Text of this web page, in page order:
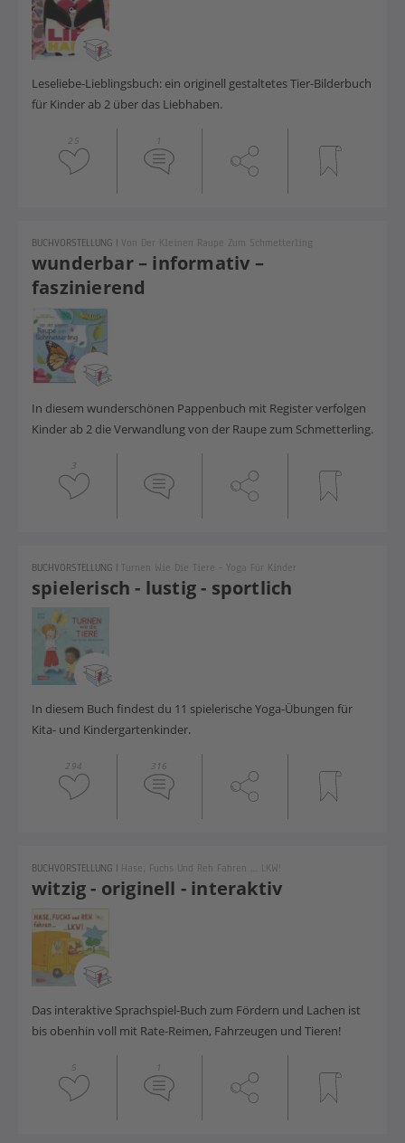
Leseliebe-Lieblingsbuch: ein originell gestaltetes Tier-Bilderbuch
für Kinder ab 2 über das Liebhaben.
25 1
wunderbar – informativ –
faszinierend
BUCHVORSTELLUNG | Von Der Kleinen Raupe Zum Schmetterling
In diesem wunderschönen Pappenbuch mit Register verfolgen
Kinder ab 2 die Verwandlung von der Raupe zum Schmetterling.
3
spielerisch - lustig - sportlich
BUCHVORSTELLUNG | Turnen Wie Die Tiere - Yoga Für Kinder
In diesem Buch findest du 11 spielerische Yoga-Übungen für
Kita- und Kindergartenkinder.
294 316
witzig - originell - interaktiv
BUCHVORSTELLUNG | Hase, Fuchs Und Reh Fahren … LKW!
Das interaktive Sprachspiel-Buch zum Fördern und Lachen ist
bis obenhin voll mit Rate-Reimen, Fahrzeugen und Tieren!
5 1